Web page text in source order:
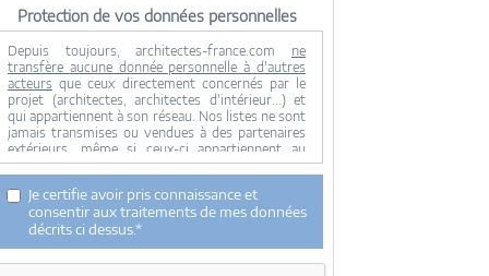
Protection de vos données personnelles
Depuis toujours, architectes-france.com ne
transfère aucune donnée personnelle à d'autres
acteurs que ceux directement concernés par le
projet (architectes, architectes d'intérieur...) et
qui appartiennent à son réseau. Nos listes ne sont
jamais transmises ou vendues à des partenaires
extérieurs, même si ceux-ci appartiennent au
domaine de la construction.
effectuée qu'avec votre consentement.
Je consens à ce que mes données personnelles
soient collectées pour permettre à architectes-
france de transférer votre projet aux architectes.
Seul Architectes-france, ses équipes internes et la
Je certifie avoir pris connaissance et
consentir aux traitements de mes données
décrits ci dessus.*